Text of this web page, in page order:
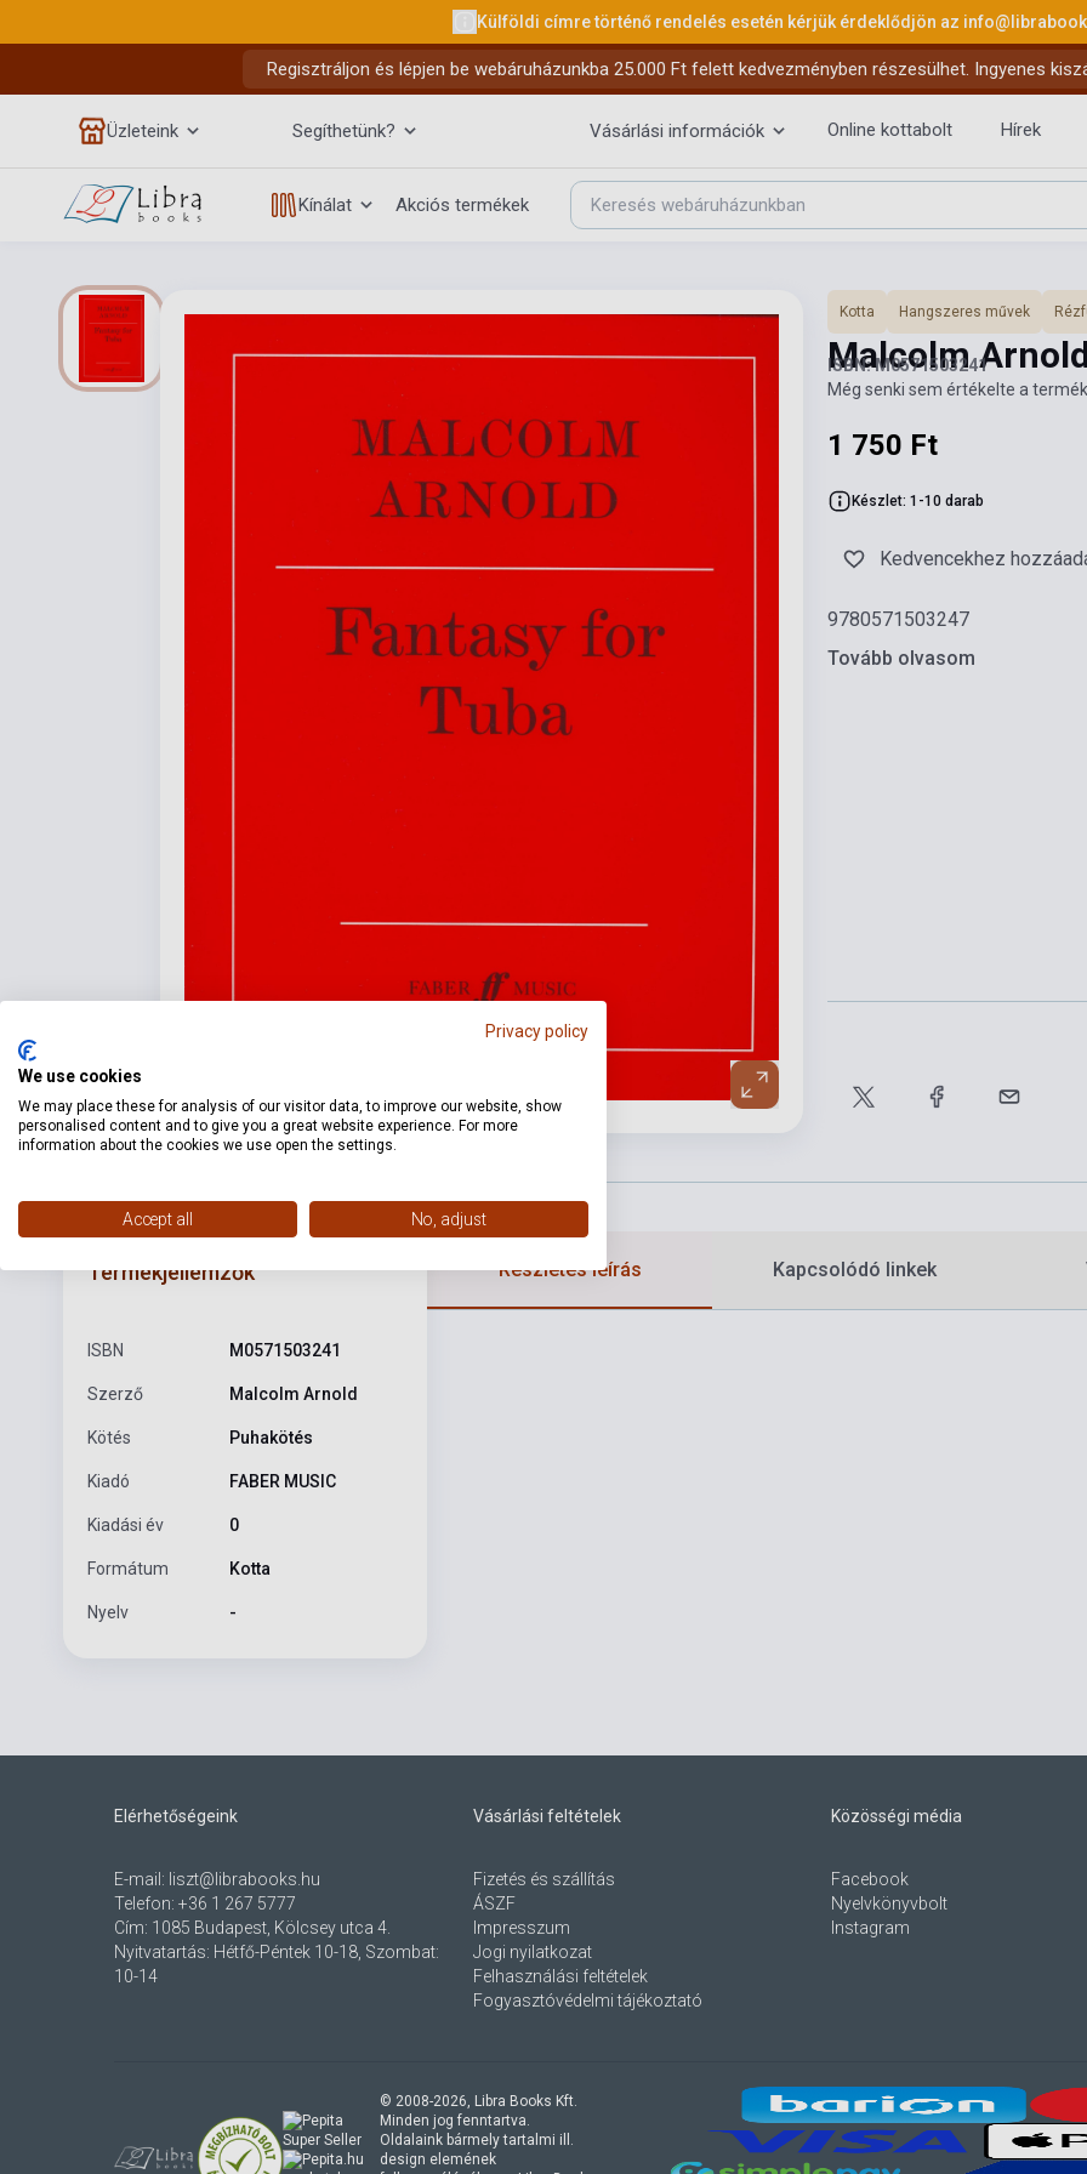
Külföldi címre történő rendelés esetén kérjük érdeklődjön az
Regisztráljon és lépjen be webáruházunkba 25.000 Ft felett kedvezményben részesülhet. Ingyenes
Üzleteink Segíthetünk? Vásárlási információk Online kottabolt Hírek
Kínálat Akciós termékek
Kotta Hangszeres művek
Malcolm
ISBN: M0571503241
Még senki sem értékelte a
1 750 Ft
Készlet: 1-10 darab
Kedvencekhez
9780571503247
Tovább olvasom
Termékjellemzők
ISBN M0571503241
Szerző Malcolm Arnold
Kötés Puhakötés
Kiadó FABER MUSIC
Kiadási év 0
Formátum Kotta
Nyelv -
Részletes leírás Kapcsolódó linkek
Elérhetőségeink
E-mail: liszt@librabooks.hu
Telefon: +36 1 267 5777
Cím: 1085 Budapest, Kölcsey utca 4.
Nyitvatartás: Hétfő-Péntek 10-18, Szombat:
10-14
Vásárlási feltételek
Fizetés és szállítás
ÁSZF
Impresszum
Jogi nyilatkozat
Felhasználási feltételek
Fogyasztóvédelmi tájékoztató
Közösségi média
Facebook
Nyelvkönyvbolt
Instagram
© 2008-2026, Libra Books Kft.
Minden jog fenntartva.
Oldalaink bármely tartalmi ill.
design elemének
Privacy policy
We use cookies
We may place these for analysis of our visitor data, to improve our website, show
personalised content and to give you a great website experience. For more
information about the cookies we use open the settings.
Accept all No, adjust